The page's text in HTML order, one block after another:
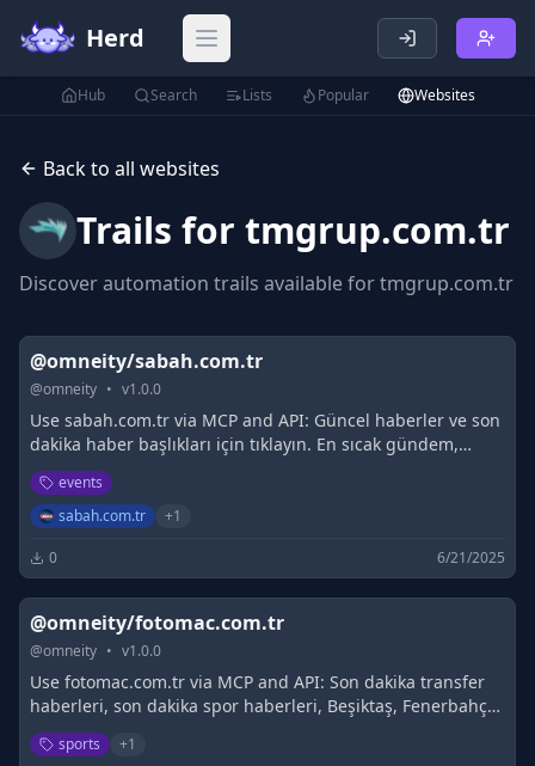
Herd Open main menu
Hub Search Lists Popular Websites
Back to all websites
Trails for tmgrup.com.tr
Discover automation trails available fortmgrup.com.tr
@omneity/sabah.com.tr
@omneity • v1.0.0
Use sabah.com.tr via MCP and API: Güncel haberler ve son
dakika haber başlıkları için tıklayın. En sıcak gündem,
ekonomi, spor, magazin ve en trend haberler
sabah.com.tr'de!
events
sabah.com.tr
+1
0 6/21/2025
@omneity/fotomac.com.tr
@omneity • v1.0.0
Use fotomac.com.tr via MCP and API: Son dakika transfer
haberleri, son dakika spor haberleri, Beşiktaş, Fenerbahçe,
Galatasaray, Trabzonspor, Süper Lig, TFF 1. Lig ve diğer
branşlardan tüm gelişmeler burada - Fotomaç
sports +1